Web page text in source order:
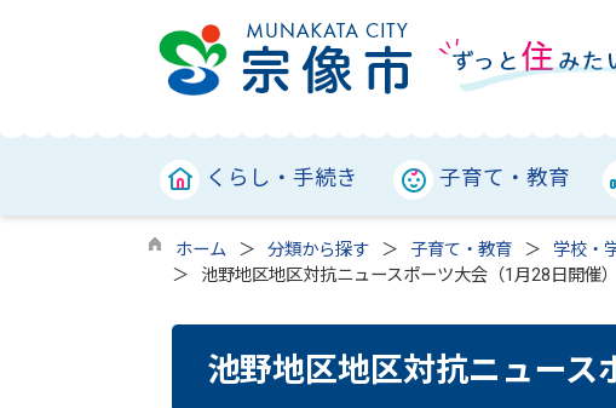
くらし・手続き 子育て・教育
ホーム 分類から探す 子育て・教育 学校・
池野地区地区対抗ニュースポーツ大会（1月28日開催）
池野地区地区対抗ニュース